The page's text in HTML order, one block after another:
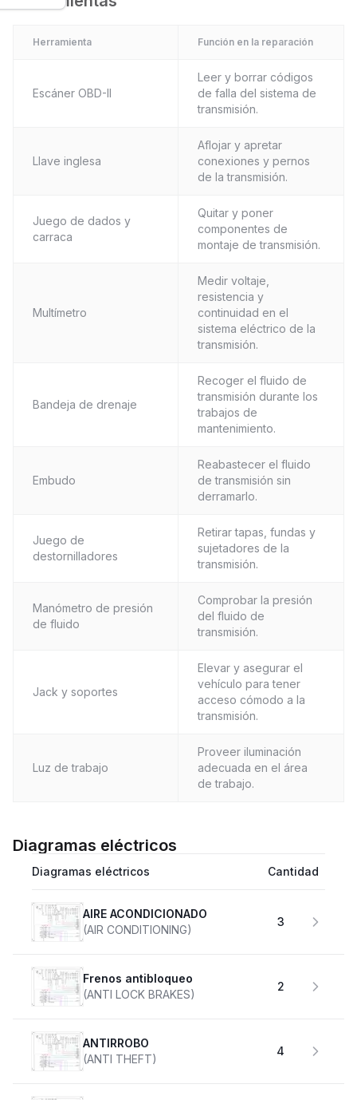
Herramienta Función en la reparación
Escáner OBD-II
Leer y borrar códigos
de falla del sistema de
transmisión.
Llave inglesa
Aflojar y apretar
conexiones y pernos
de la transmisión.
Juego de dados y
carraca
Quitar y poner
componentes de
montaje de transmisión.
Multímetro
Medir voltaje,
resistencia y
continuidad en el
sistema eléctrico de la
transmisión.
Bandeja de drenaje
Recoger el fluido de
transmisión durante los
trabajos de
mantenimiento.
Embudo
Reabastecer el fluido
de transmisión sin
derramarlo.
Juego de
destornilladores
Retirar tapas, fundas y
sujetadores de la
transmisión.
Manómetro de presión
de fluido
Comprobar la presión
del fluido de
transmisión.
Jack y soportes
Elevar y asegurar el
vehículo para tener
acceso cómodo a la
transmisión.
Luz de trabajo
Proveer iluminación
adecuada en el área
de trabajo.
Diagramas eléctricos
Diagramas eléctricos Cantidad
AIRE ACONDICIONADO
(AIR CONDITIONING)
3
Frenos antibloqueo
(ANTI LOCK BRAKES)
2
ANTIRROBO
(ANTI THEFT)
4